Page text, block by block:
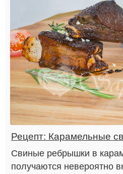
Рецепт: Карамельные
Свиные ребрышки в
получаются невероятно